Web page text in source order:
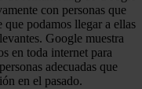
con personas que
podamos llegar a ellas
Google muestra
en toda internet para
adecuadas que
en el pasado.